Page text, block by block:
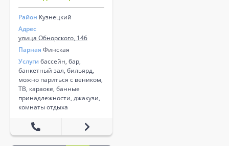
Район Кузнецкий
Адрес
улица Обнорского, 146
Парная Финская
Услуги бассейн, бар,
банкетный зал, бильярд,
можно париться с веником,
ТВ, караоке, банные
принадлежности, джакузи,
комнаты отдыха